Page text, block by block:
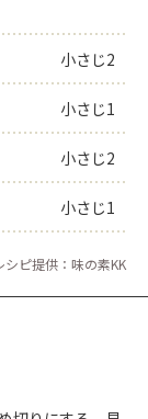
小さじ2
小さじ1
小さじ2
小さじ1
シピ提供：味の素KK